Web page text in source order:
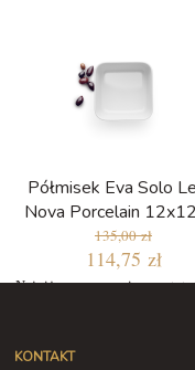
Półmisek Eva Solo
Nova Porcelain
135,00 zł
114,75 zł
Najniższa cena w ciągu
KONTAKT